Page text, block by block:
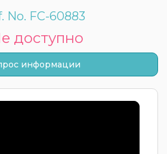
No. FC-60883
доступно
информации